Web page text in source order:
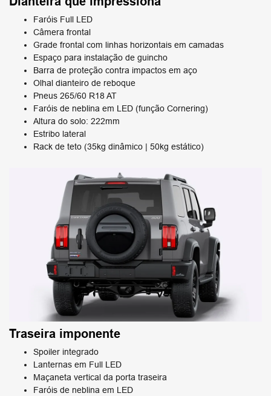
Faróis Full LED
Câmera frontal
Grade frontal com linhas horizontais em camadas
Espaço para instalação de guincho
Barra de proteção contra impactos em aço
Olhal dianteiro de reboque
Pneus 265/60 R18 AT
Faróis de neblina em LED (função Cornering)
Altura do solo: 222mm
Estribo lateral
Rack de teto (35kg dinâmico | 50kg estático)
Traseira imponente
Spoiler integrado
Lanternas em Full LED
Maçaneta vertical da porta traseira
Faróis de neblina em LED